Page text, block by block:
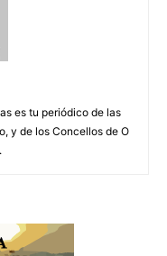
es tu periódico de las
y de los Concellos de O